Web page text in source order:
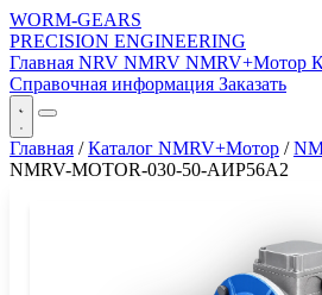
WORM-GEARS
PRECISION ENGINEERING
Главная NRV NMRV NMRV+Мотор
Справочная информация Заказать
Главная / Каталог NMRV+Мотор /
NMRV-MOTOR-030-50-АИР56A2